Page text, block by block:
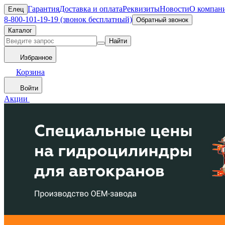
Елец ГарантияДоставка и оплатаРеквизитыНовостиО
8-800-101-19-19 (звонок бесплатный) Обратный звонок
Каталог
Найти
Избранное
Корзина
Войти
Акции